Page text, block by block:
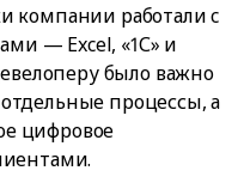
компании работали c
— Excel, «1С» и
было важно
процессы, а
цифровое